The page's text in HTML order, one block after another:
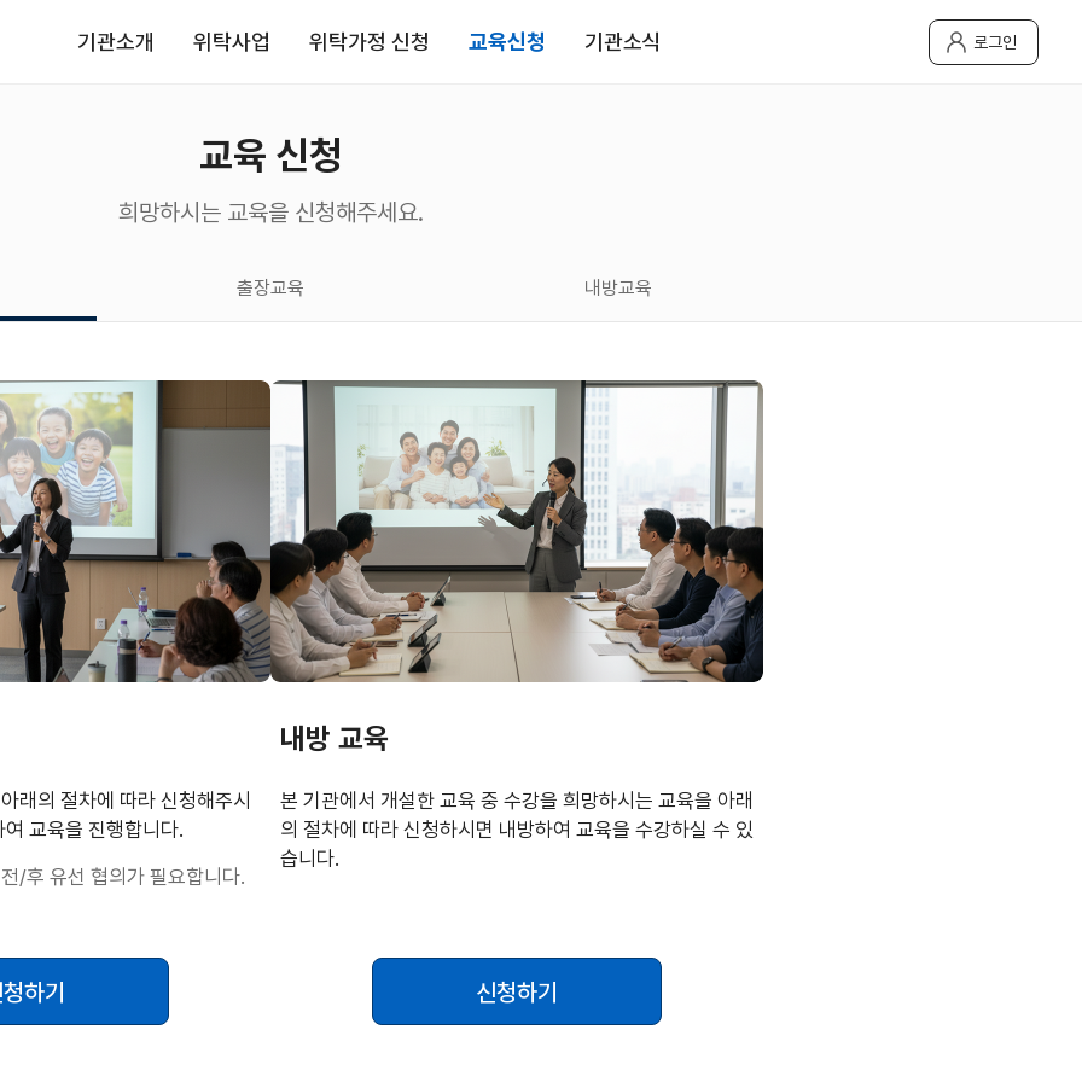
기관소개 위탁사업 위탁가정 신청 교육신청 기관소식 로그인
교육 신청
희망하시는 교육을 신청해주세요.
출장교육 내방교육
래의 절차에 따라 신청해주시
교육을 진행합니다.
/후 유선 협의가 필요합니다.
하기
내방 교육
본 기관에서 개설한 교육 중 수강을 희망하시는 교육을 아래
의 절차에 따라 신청하시면 내방하여 교육을 수강하실 수 있
습니다.
신청하기